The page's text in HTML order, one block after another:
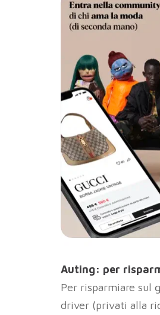
Auting: per
Per risparmiare sul
driver (privati alla